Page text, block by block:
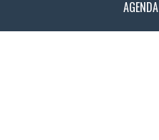
AGENDA